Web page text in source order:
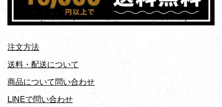
注文方法
送料・配送について
商品について問い合わせ
LINEで問い合わせ